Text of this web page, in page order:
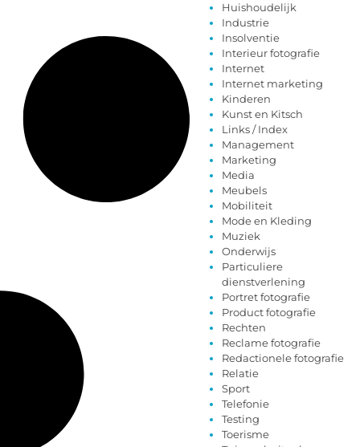
Huishoudelijk
Industrie
Insolventie
Interieur fotografie
Internet
Internet marketing
Kinderen
Kunst en Kitsch
Links / Index
Management
Marketing
Media
Meubels
Mobiliteit
Mode en Kleding
Muziek
Onderwijs
Particuliere
dienstverlening
Portret fotografie
Product fotografie
Rechten
Reclame fotografie
Redactionele fotografie
Relatie
Sport
Telefonie
Testing
Toerisme